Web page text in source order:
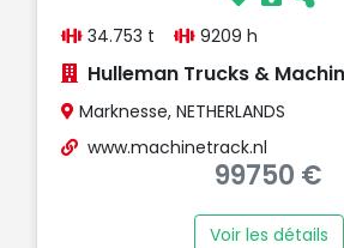
34.753 t 9209 h
Hulleman Trucks &
Marknesse, NETHERLANDS
www.machinetrack.nl
99750 €
Voir les détails